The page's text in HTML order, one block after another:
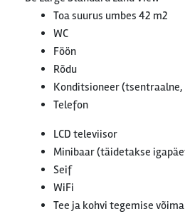
Toa suurus umbes 42 m2
WC
Föön
Rõdu
Konditsioneer
Telefon
LCD televiisor
Minibaar (täidetakse
Seif
WiFi
Tee ja kohvi tegemise